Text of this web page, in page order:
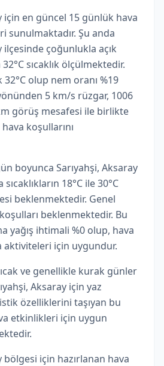
için en güncel 15 günlük hava
sunulmaktadır. Şu anda
ilçesinde çoğunlukla açık
sıcaklık ölçülmektedir.
32°C olup nem oranı %19
5 km/s rüzgar, 1006
görüş mesafesi ile birlikte
koşullarını
boyunca Sarıyahşi, Aksaray
18°C ile 30°C
beklenmektedir. Genel
beklenmektedir. Bu
yağış ihtimali %0 olup, hava
aktiviteleri için uygundur.
ve genellikle kurak günler
Aksaray için yaz
özelliklerini taşıyan bu
etkinlikleri için uygun
bölgesi için hazırlanan hava